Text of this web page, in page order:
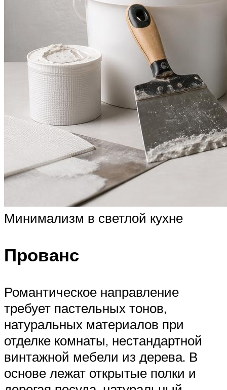
Минимализм в светлой кухне
Прованс
Романтическое направление
требует пастельных тонов,
натуральных материалов при
отделке комнаты, нестандартной
винтажной мебели из дерева. В
основе лежат открытые полки и